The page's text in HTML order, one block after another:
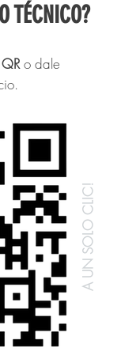
TÉCNICO?
QRo dale
A UN SOLO CLIC!